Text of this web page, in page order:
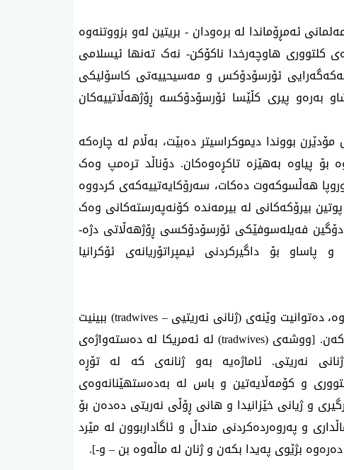
ئەمڕۆماندا لە برەودان - بریتین لەو بزووتنەوە
کلتووری هاوچەرخدا ناکۆکن- نەک تەنها ئیسلامی
ئۆرسۆدۆکس و مەسیحییەتی کاسۆلیکی
بەرەو پیری کڵێسا ئۆرسۆدۆکسە ڕۆژهەڵاتییەکان
بووندا دیموکراسیتر دەبێت، بەڵام لە چارەکە
بۆ پیاوە بەهێزە تاکڕەوەکان. دۆناڵد ترەمپ وەک
شازادەکانی سەدەی ١٦ی ئەوروپا هەڵسوکەوت دەکات، سەرۆکایەتییەکەی کردووە
بیرۆکەکانی لە بیرمەندە کۆنەپەرستەکانی وەک
فەیلەسوفێکی ئۆرسۆدۆکسی ڕۆژهەڵاتی دژە-
بۆ داگیرکردنی ئیمپراتۆریانەی ئۆکرانیا
دەتوانیت وێنەی (ژنانی نەریتیی –tradwives) ببینیت
[ووشەی (tradwives) لە ئەمریکا لە دەستەواژەی
نەریتی. ئاماژەیە بەو ژنانەی کە لە تۆڕە
و کۆمەڵایەتین و باس لە بەدەستهێنانەوەی
و ژیانی خێزانیدا و هانی ڕۆڵی نەریتی دەدەن بۆ
و پەروەردەکردنی منداڵ و ئاگاداربوون لە مێرد
بژێوی پەیدا بکەن و ژنان لە ماڵەوە بن – و-].